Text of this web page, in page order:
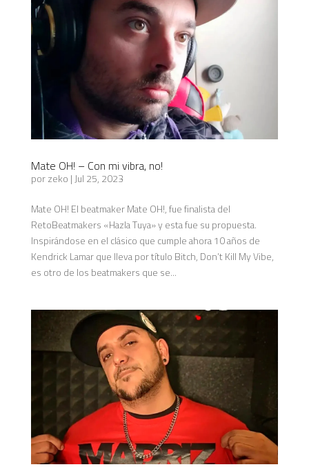
Mate OH! – Con mi vibra, no!
porzeko|Jul 25, 2023
Mate OH! El beatmaker Mate OH!, fue finalista del
RetoBeatmakers «Hazla Tuya» y esta fue su propuesta.
Inspirándose en el clásico que cumple ahora 10 años de
Kendrick Lamar que lleva por título Bitch, Don’t Kill My Vibe,
es otro de los beatmakers que se...